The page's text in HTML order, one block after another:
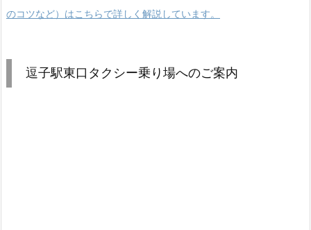
のコツなど）はこちらで詳しく解説しています。
逗子駅東口タクシー乗り場へのご案内